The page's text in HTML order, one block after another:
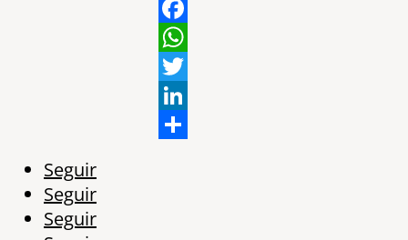
Facebook
WhatsApp
Twitter
LinkedIn
Seguir
Seguir
Seguir